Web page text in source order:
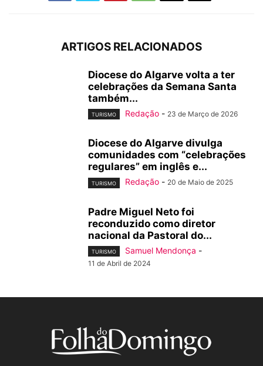
ARTIGOS RELACIONADOS
Diocese do Algarve volta a ter
celebrações da Semana Santa
também...
TURISMO Redação - 23 de Março de 2026
Diocese do Algarve divulga
comunidades com “celebrações
regulares” em inglês e...
TURISMO Redação - 20 de Maio de 2025
Padre Miguel Neto foi
reconduzido como diretor
nacional da Pastoral do...
TURISMO Samuel Mendonça -
11 de Abril de 2024